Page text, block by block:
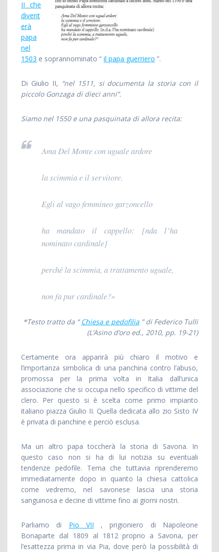
II che
divent
erà
papa
nel
1503 e soprannominato “ il papa guerriero ”.
Di Giulio II, “nel 1511, si documenta la storia con il
piccolo Gonzaga di dieci anni”.
Siamo nel 1550 e una pasquinata di allora recita:
Ama Del Monte con uguale ardore
la scimmia e il servitore.
Egli al vago femmineo garzoncello
ha mandato il cappello: [nda l’ha
nominato cardinale]
perché la scimmia, a trattamento uguale,
non fa pur cardinale?»
*Testo tratto da “Chiesa e pedofilia ” di Federico Tulli
(L’Asino d’oro ed., 2010, pp. 19-21)
Certamente ora apparirà più chiaro il motivo e
l’importanza simbolica di una panchina contro l’abuso,
promossa per la prima volta in Italia dall’unica
associazione che si occupa nello specifico di vittime del
clero. Per questo si è scelta come primo impianto
italiano piazza Giulio II. Quella dedicata allo zio Sisto IV
è privata di panchine e perciò esclusa.
Ma un altro papa toccherà la storia di Savona. In
questo caso non si ha di lui notizia su eventuali
tendenze pedofile. Tema che tuttavia riprenderemo
immediatamente dopo in quanto la chiesa cattolica
come vedremo, nel savonese lascia una storia
sanguinosa e decine di vittime fino ai giorni nostri.
Parliamo di Pio VII , prigioniero di Napoleone
Bonaparte dal 1809 al 1812 proprio a Savona, per
l’esattezza prima in via Pia, dove però la possibilità di